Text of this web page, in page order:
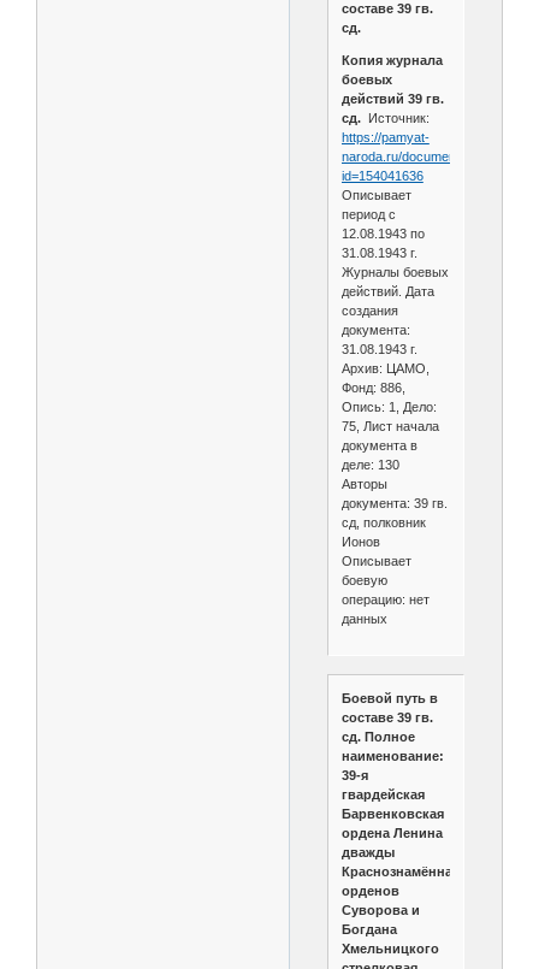
составе 39 гв.
сд.
Копия журнала
боевых
действий 39 гв.
сд.Источник:
https://pamyat-
naroda.ru/documents/view/?
id=154041636
Описывает
период с
12.08.1943 по
31.08.1943 г.
Журналы боевых
действий. Дата
создания
документа:
31.08.1943 г.
Архив: ЦАМО,
Фонд: 886,
Опись: 1, Дело:
75, Лист начала
документа в
деле: 130
Авторы
документа: 39 гв.
сд, полковник
Ионов
Описывает
боевую
операцию: нет
данных
Боевой путь в
составе 39 гв.
сд. Полное
наименование:
39-я
гвардейская
Барвенковская
ордена Ленина
дважды
Краснознамённая
орденов
Суворова и
Богдана
Хмельницкого